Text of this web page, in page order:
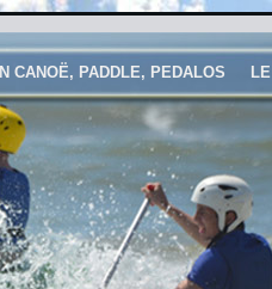
CANOË, PADDLE, PEDALOS